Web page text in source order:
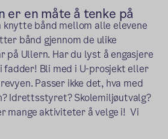
er en måte å tenke på
knytte bånd mellom alle elevene
bånd gjennom de ulike
på Ullern. Har du lyst å engasjere
fadder! Bli med i U-prosjekt eller
Passer ikke det, hva med
Idrettsstyret? Skolemiljøutvalg?
mange aktiviteter å velge i! Vi